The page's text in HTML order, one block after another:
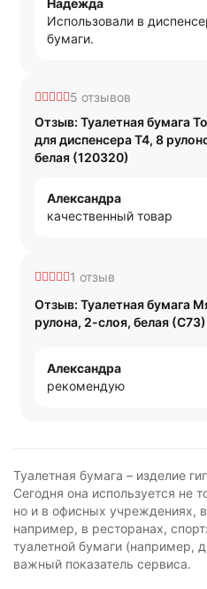
Надежда
Использовали в
бумаги.
5 отзывов
Отзыв: Туалетная бумага
для диспенсера Т4, 8
белая (120320)
Александра
качественный товар
1 отзыв
Отзыв: Туалетная бумага
рулона, 2-слоя, белая (С73)
Александра
рекомендую
Туалетная бумага – изделие
Сегодня она используется не
но и в офисных учреждениях,
например, в ресторанах,
туалетной бумаги (например,
важный показатель сервиса.